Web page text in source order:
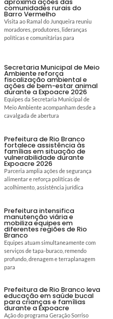
comunidades rurais do
Barro Vermelho
Visita ao Ramal do Junqueira reuniu
moradores, produtores, lideranças
políticas e comunitárias para
Secretaria Municipal de Meio
Ambiente reforça
fiscalização ambiental e
ações de bem-estar animal
durante a Expoacre 2026
Equipes da Secretaria Municipal de
Meio Ambiente acompanham desde a
cavalgada de abertura
Prefeitura de Rio Branco
fortalece assistência às
famílias em situação de
vulnerabilidade durante
Expoacre 2026
Parceria amplia ações de segurança
alimentar e reforça políticas de
acolhimento, assistência jurídica
Prefeitura intensifica
manutenção viária e
mobiliza equipes em
diferentes regiões de Rio
Branco
Equipes atuam simultaneamente com
serviços de tapa-buraco, remendo
profundo, drenagem e terraplanagem
para
Prefeitura de Rio Branco leva
educação em saúde bucal
para crianças e famílias
durante a Expoacre
Ação do programa Geração Sorriso